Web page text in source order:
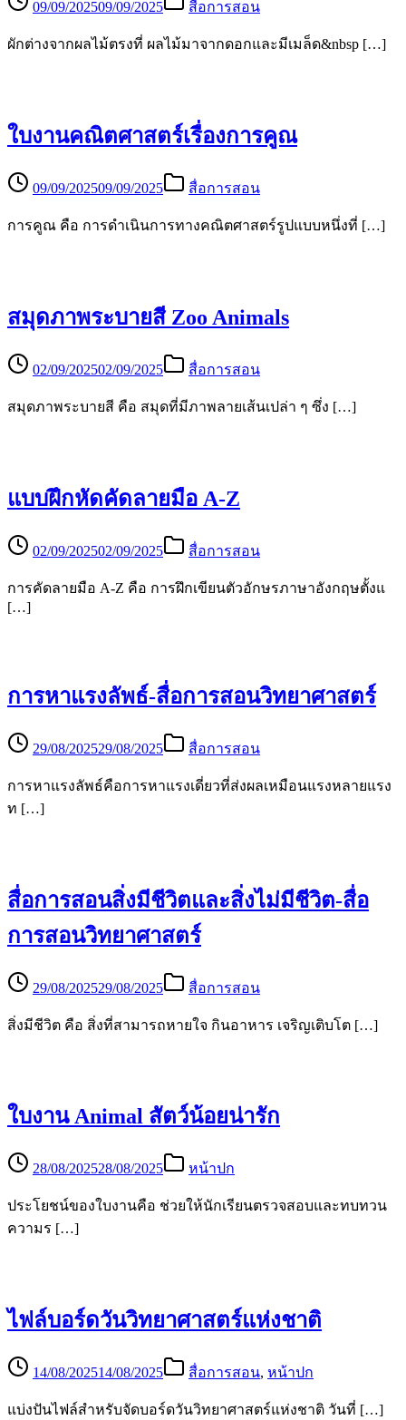
09/09/202509/09/2025 สื่อการสอน
ผักต่างจากผลไม้ตรงที่ ผลไม้มาจากดอกและมีเมล็ด&nbsp […]
ใบงานคณิตศาสตร์เรื่องการคูณ
09/09/202509/09/2025 สื่อการสอน
การคูณ คือ การดำเนินการทางคณิตศาสตร์รูปแบบหนึ่งที่ […]
สมุดภาพระบายสี Zoo Animals
02/09/202502/09/2025 สื่อการสอน
สมุดภาพระบายสี คือ สมุดที่มีภาพลายเส้นเปล่า ๆ ซึ่ง […]
แบบฝึกหัดคัดลายมือ A-Z
02/09/202502/09/2025 สื่อการสอน
การคัดลายมือ A-Z คือ การฝึกเขียนตัวอักษรภาษาอังกฤษตั้งแ
[…]
การหาแรงลัพธ์-สื่อการสอนวิทยาศาสตร์
29/08/202529/08/2025 สื่อการสอน
การหาแรงลัพธ์คือการหาแรงเดี่ยวที่ส่งผลเหมือนแรงหลายแรง
ท […]
สื่อการสอนสิ่งมีชีวิตและสิ่งไม่มีชีวิต-สื่อ
การสอนวิทยาศาสตร์
29/08/202529/08/2025 สื่อการสอน
สิ่งมีชีวิต คือ สิ่งที่สามารถหายใจ กินอาหาร เจริญเติบโต […]
ใบงาน Animal สัตว์น้อยน่ารัก
28/08/202528/08/2025 หน้าปก
ประโยชน์ของใบงานคือ ช่วยให้นักเรียนตรวจสอบและทบทวน
ความร […]
ไฟล์บอร์ดวันวิทยาศาสตร์แห่งชาติ
14/08/202514/08/2025 สื่อการสอน, หน้าปก
แบ่งปันไฟล์สำหรับจัดบอร์ดวันวิทยาศาสตร์แห่งชาติ วันที่ […]